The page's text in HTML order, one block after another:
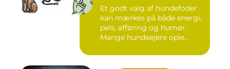
Et godt valg af hundefoder
kan mærkes på både energi,
pels, afføring og humør.
Mange hundeejere ople...